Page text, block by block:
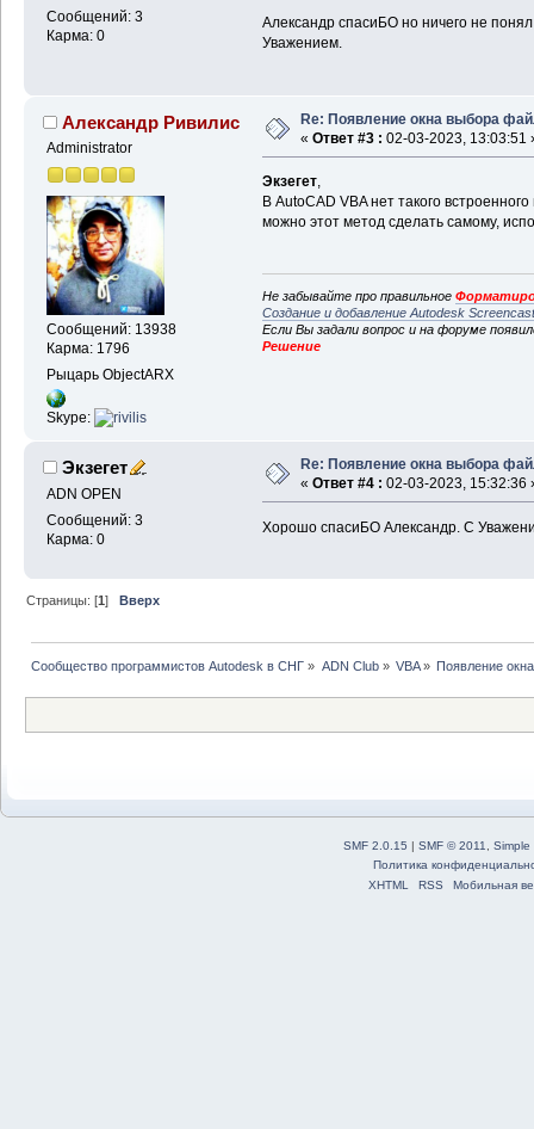
Сообщений: 3
Карма: 0
Александр спасиБО но ничего не
Уважением.
Александр Ривилис
Administrator
Сообщений: 13938
Карма: 1796
Рыцарь ObjectARX
Skype:
Re: Появление окна выбора
« Ответ #3 : 02-03-2023, 13:03:51
Экзегет,
В AutoCAD VBA нет такого
можно этот метод сделать самому,
Не забывайте про правильное
Создание и добавление Autodesk
Если Вы задали вопрос и на форуме
Решение
Экзегет
ADN OPEN
Сообщений: 3
Карма: 0
Re: Появление окна выбора
« Ответ #4 : 02-03-2023, 15:32:36
Хорошо спасиБО Александр. С
Страницы: [1]Вверх
Сообщество программистов Autodesk в СНГ » ADN Club» VBA» Появление
SMF 2.0.15 | SMF © 2011
Simple
Политика
XHTML
RSS Мобильная